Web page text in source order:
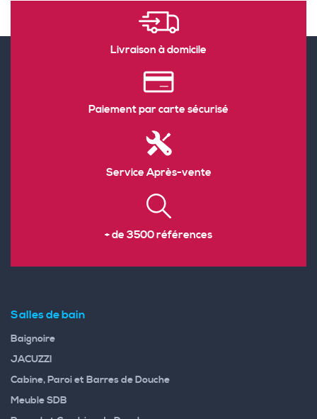
Livraison à domicile
Paiement par carte sécurisé
Service Après-vente
+ de 3500 références
Salles de bain
Baignoire
JACUZZI
Cabine, Paroi et Barres de Douche
Meuble SDB